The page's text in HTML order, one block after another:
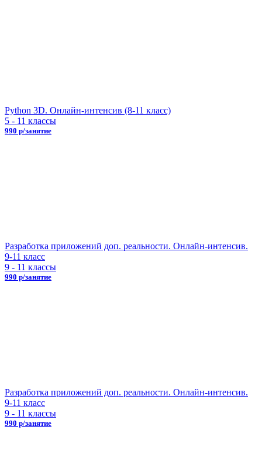
Python 3D. Онлайн-интенсив (8-11 класс)
5 - 11 классы
990 р/занятие
Разработка приложений доп. реальности. Онлайн-интенсив.
9-11 класс
9 - 11 классы
990 р/занятие
Разработка приложений доп. реальности. Онлайн-интенсив.
9-11 класс
9 - 11 классы
990 р/занятие